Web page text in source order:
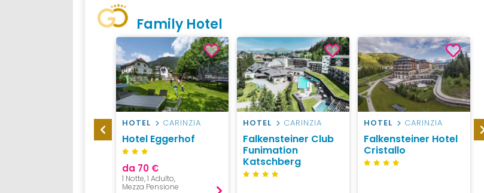
Family Hotel
Falkensteiner Family
HOTEL CARINZIA
Hotel Eggerhof
da 70 €
1 Notte, 1 Adulto,
Mezza Pensione
HOTEL CARINZIA
Falkensteiner Club
Funimation
Katschberg
HOTEL CARINZIA
Falkensteiner Hotel
Cristallo